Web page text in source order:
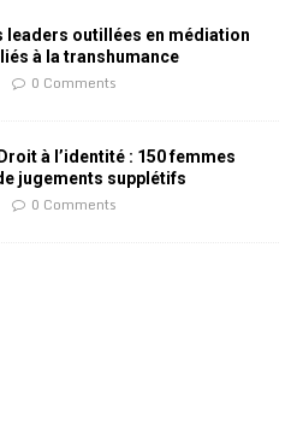
leaders outillées en médiation
à la transhumance
0 Comments
à l’identité : 150 femmes
jugements supplétifs
0 Comments